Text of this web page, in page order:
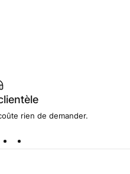
rien de demander.